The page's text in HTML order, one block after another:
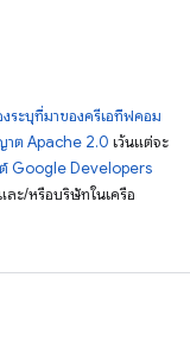
ระบุที่มาของครีเอทีฟคอม
าต Apache 2.0 เว้นแต่จะ
ต์ Google Developers
ะ/หรือบริษัทในเครือ